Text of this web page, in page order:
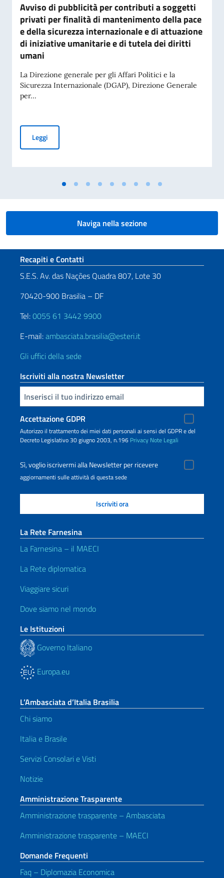
Avviso di pubblicità per contributi a soggetti
privati per finalità di mantenimento della pace
e della sicurezza internazionale e di attuazione
di iniziative umanitarie e di tutela dei diritti
umani
La Direzione generale per gli Affari Politici e la
Sicurezza Internazionale (DGAP), Direzione Generale
per...
LeggiAvviso di pubblicità per contributi a soggetti privati per
Naviga nella sezione
Sezione footer
Recapiti e Contatti
S.E.S. Av. das Nações Quadra 807, Lote 30
70420-900 Brasilia – DF
Tel:0055 61 3442 9900
E-mail:ambasciata.brasilia@esteri.it
Gli uffici della sede
Iscriviti alla nostra Newsletter
Inserisci la tua email
Accettazione GDPR
Autorizzo il trattamento dei miei dati personali ai sensi del GDPR e del
Decreto Legislativo 30 giugno 2003, n.196 Privacy Note Legali
Sì, voglio iscrivermi alla Newsletter per ricevere
aggiornamenti sulle attività di questa sede
La Rete Farnesina
La Farnesina – il MAECI
La Rete diplomatica
Viaggiare sicuri
Dove siamo nel mondo
Le Istituzioni
Governo Italiano
Europa.eu
L’Ambasciata d’Italia Brasilia
Chi siamo
Italia e Brasile
Servizi Consolari e Visti
Notizie
Amministrazione Trasparente
Amministrazione trasparente – Ambasciata
Amministrazione trasparente – MAECI
Domande Frequenti
Faq – Diplomazia Economica